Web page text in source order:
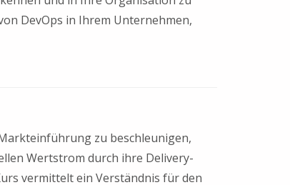
DevOps in Ihrem Unternehmen,
zu beschleunigen,
Wertstrom durch ihre Delivery-
vermittelt ein Verständnis für den